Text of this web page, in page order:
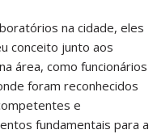
na cidade, eles
conceito junto aos
área, como funcionários
foram reconhecidos
e
fundamentais para a